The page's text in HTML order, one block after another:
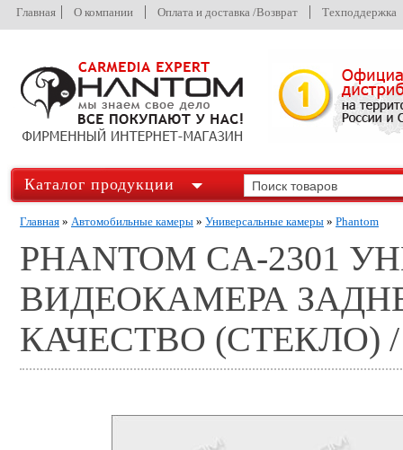
Главная О компании Оплата и доставка /Возврат Техподдержка
Каталог продукции
Главная » Автомобильные камеры » Универсальные камеры » Phantom
PHANTOM CA-2301
ВИДЕОКАМЕРА
КАЧЕСТВО